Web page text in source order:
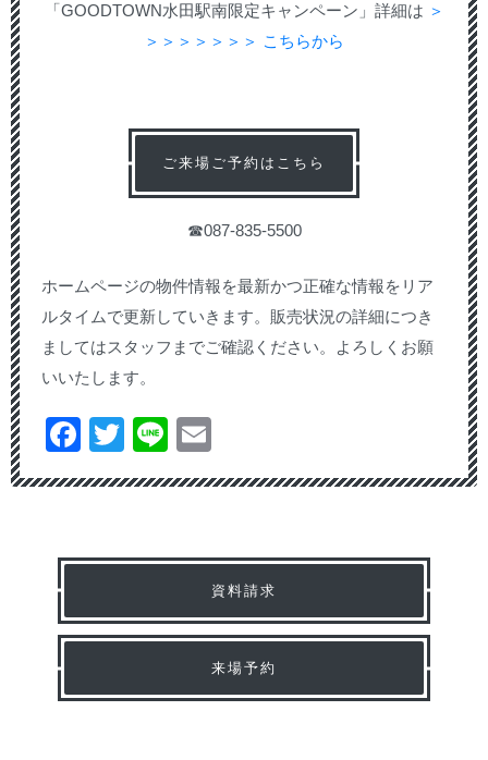
「GOODTOWN水田駅南限定キャンペーン」詳細は ＞
＞＞＞＞＞＞＞ こちらから
ご来場ご予約はこちら
☎087-835-5500
ホームページの物件情報を最新かつ正確な情報をリア
ルタイムで更新していきます。販売状況の詳細につき
ましてはスタッフまでご確認ください。よろしくお願
いいたします。
Facebook
Twitter
Line
資料請求
来場予約